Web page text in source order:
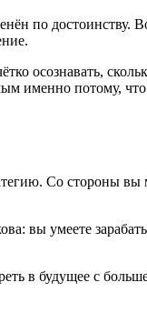
по достоинству.
осознавать,
именно потому,
Со стороны
вы умеете
в будущее с